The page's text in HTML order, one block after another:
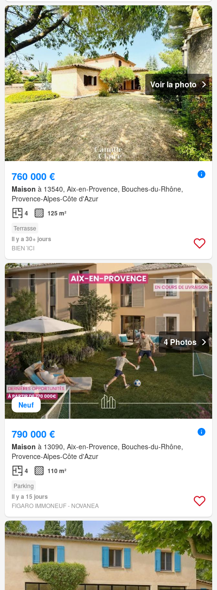
Voir la photo
760 000 €
Maison à 13540, Aix-en-Provence, Bouches-du-Rhône,
Provence-Alpes-Côte d'Azur
4 125 m²
Terrasse
Il y a 30+ jours
BIEN´ICI
Neuf
4 Photos
790 000 €
Maison à 13090, Aix-en-Provence, Bouches-du-Rhône,
Provence-Alpes-Côte d'Azur
4 110 m²
Parking
Il y a 15 jours
FIGARO IMMONEUF - NOVANEA